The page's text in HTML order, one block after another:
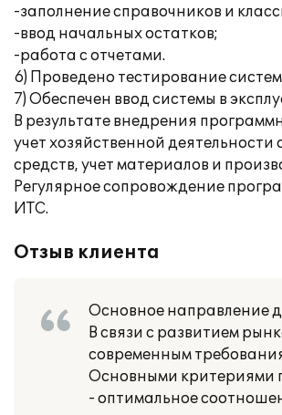
-заполнение справочников и
-ввод начальных остатков;
-работа с отчетами.
6) Проведено тестирование
7) Обеспечен ввод системы в
В результате внедрения
учет хозяйственной
средств, учет материалов и
Регулярное сопровождение
ИТС.
Отзыв клиента
Основное направление
В связи с развитием
современным
Основными критериями
- оптимальное